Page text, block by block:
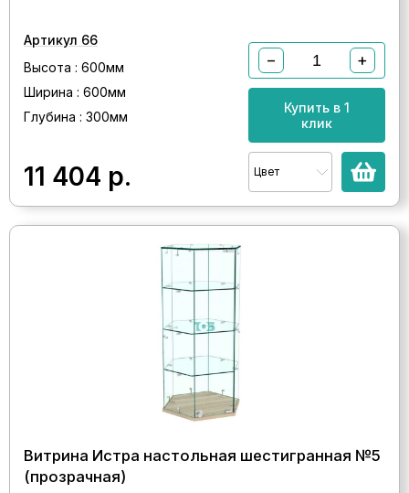
Артикул 66
Высота : 600мм
Ширина : 600мм
Глубина : 300мм
11 404 р.
− +
Купить в 1
клик
Цвет
Витрина Истра настольная шестигранная №5
(прозрачная)